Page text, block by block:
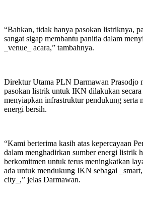
“Bahkan, tidak hanya pasokan listriknya,
sangat sigap membantu panitia dalam
_venue_ acara,” tambahnya.
Direktur Utama PLN Darmawan Prasodjo
pasokan listrik untuk IKN dilakukan secara
menyiapkan infrastruktur pendukung serta
energi bersih.
“Kami berterima kasih atas kepercayaan
dalam menghadirkan sumber energi listrik
berkomitmen untuk terus meningkatkan
ada untuk mendukung IKN sebagai
city_,” jelas Darmawan.